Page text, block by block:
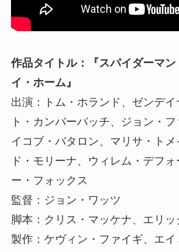
作品タイトル：『スパイダーマン
イ・ホーム』
出演：トム・ホランド、ゼンデイ
ト・カンバーバッチ、ジョン・
イコブ・バタロン、マリサ・トメ
ド・モリーナ、ウィレム・デフォ
ー・フォックス
監督：ジョン・ワッツ
脚本：クリス・マッケナ、エリ
製作：ケヴィン・ファイギ、エ